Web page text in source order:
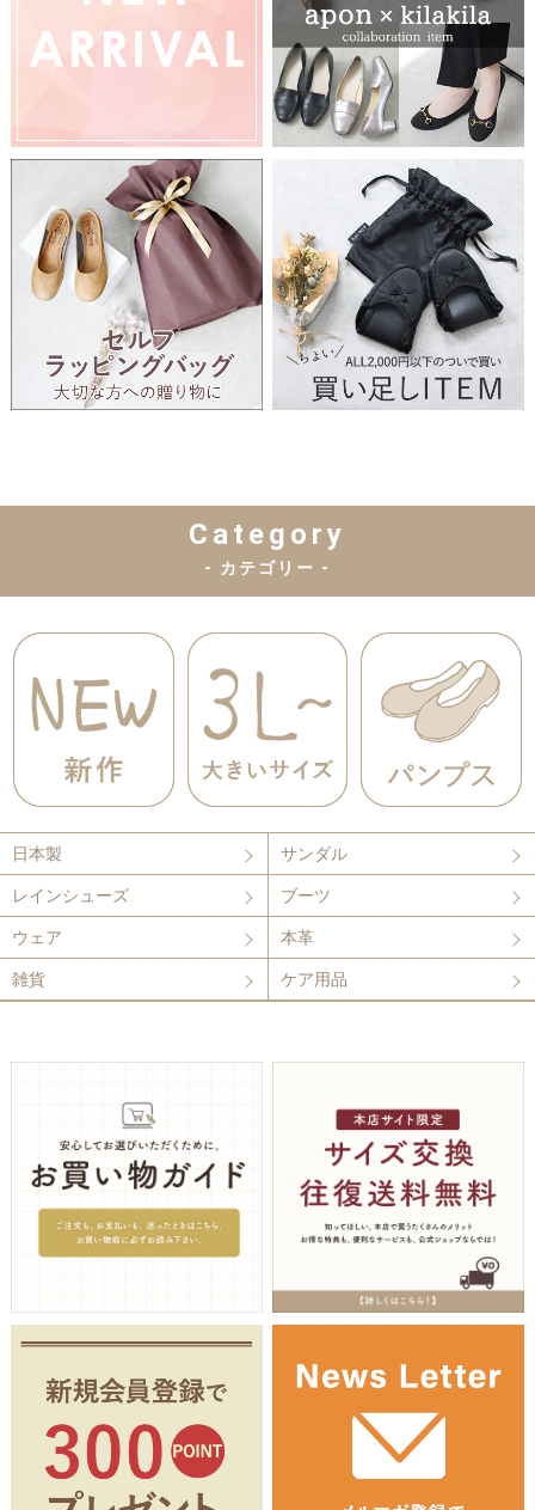
Category
- カテゴリー -
日本製 サンダル
レインシューズ ブーツ
ウェア 本革
雑貨 ケア用品